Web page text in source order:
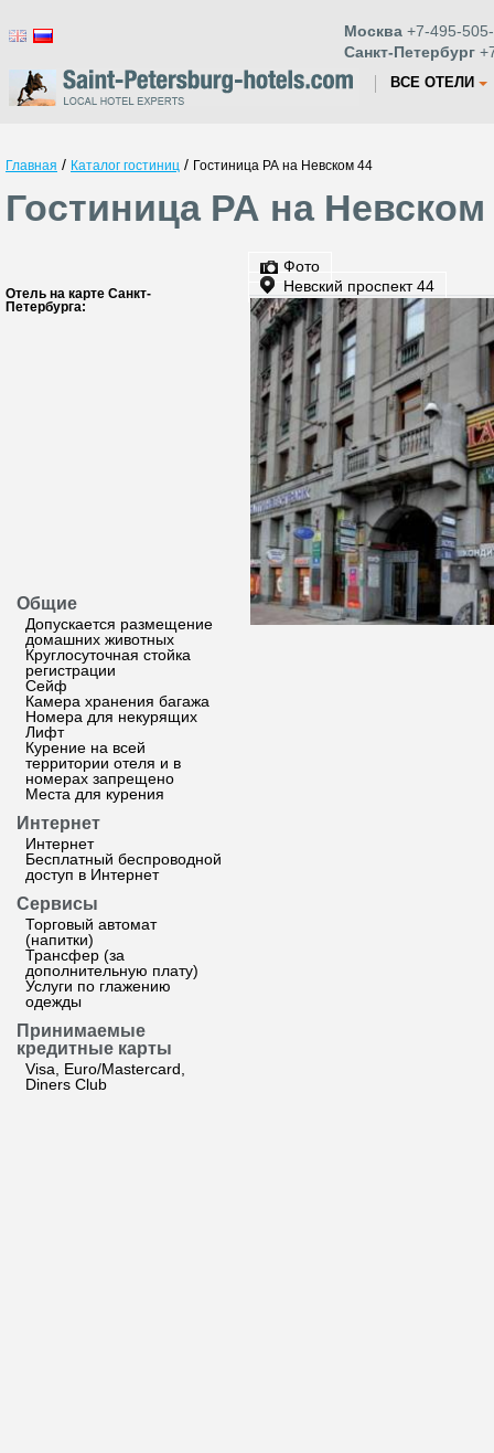
Москва +7-495-
Санкт-Петербург
ВСЕ ОТЕЛИ
Главная / Каталог гостиниц / Гостиница РА на Невском 44
Гостиница РА на
Отель на карте Санкт-
Петербурга:
Общие
Допускается размещение
домашних животных
Круглосуточная стойка
регистрации
Сейф
Камера хранения багажа
Номера для некурящих
Лифт
Курение на всей
территории отеля и в
номерах запрещено
Места для курения
Интернет
Интернет
Бесплатный беспроводной
доступ в Интернет
Сервисы
Торговый автомат
(напитки)
Трансфер (за
дополнительную плату)
Услуги по глажению
одежды
Принимаемые
кредитные карты
Visa, Euro/Mastercard,
Diners Club
Фото
Невский проспект 44